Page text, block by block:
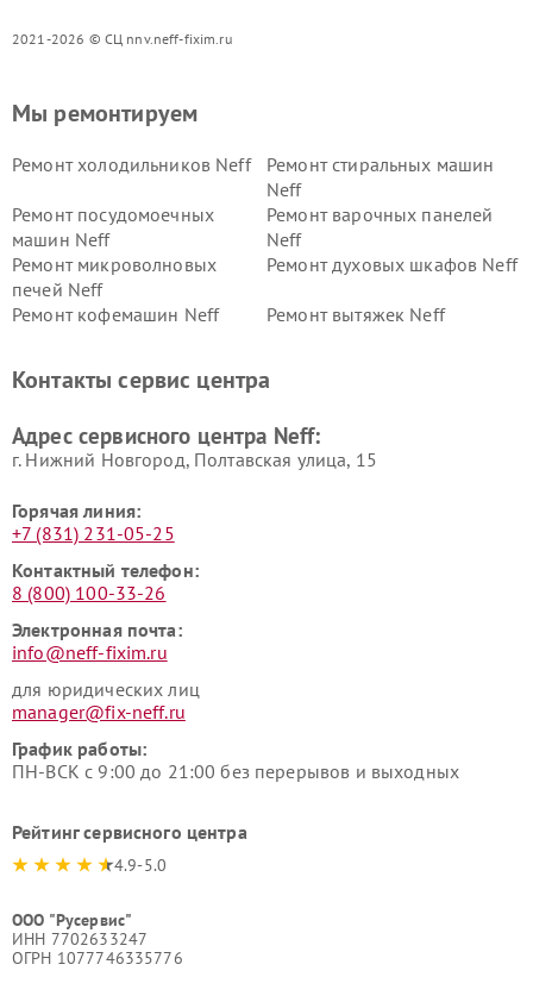
2021-2026 © СЦ nnv.neff-fixim.ru
Мы ремонтируем
Ремонт холодильников Neff
Ремонт стиральных машин
Neff
Ремонт посудомоечных
машин Neff
Ремонт варочных панелей
Neff
Ремонт микроволновых
печей Neff
Ремонт духовых шкафов Neff
Ремонт кофемашин Neff Ремонт вытяжек Neff
Контакты сервис центра
Адрес сервисного центра Neff:
г. Нижний Новгород, Полтавская улица, 15
Горячая линия:
+7 (831) 231-05-25
Контактный телефон:
8 (800) 100-33-26
Электронная почта:
info@neff-fixim.ru
для юридических лиц
manager@fix-neff.ru
График работы:
ПН-ВСК с 9:00 до 21:00 без перерывов и выходных
Рейтинг сервисного центра
4.9-5.0
ООО "Русервис"
ИНН 7702633247
ОГРН 1077746335776